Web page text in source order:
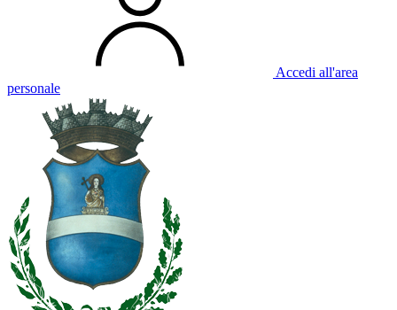
Accedi all'area
personale